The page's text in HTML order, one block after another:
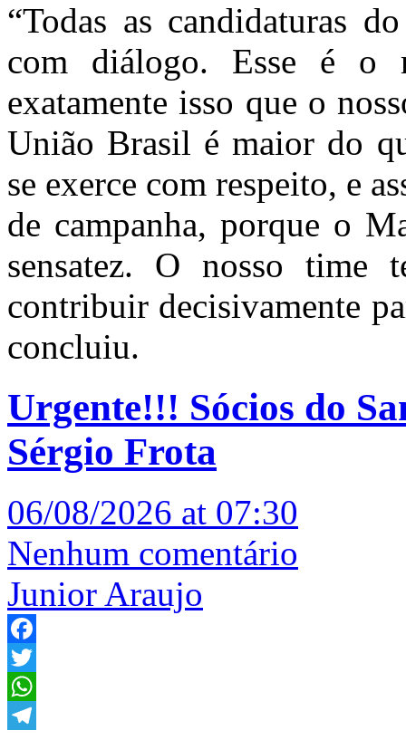
“Todas as candidaturas
com diálogo. Esse é o
exatamente isso que o
União Brasil é maior do
se exerce com respeito, e
de campanha, porque o
sensatez. O nosso
contribuir decisivamente
concluiu.
Urgente!!! Sócios do
Sérgio Frota
06/08/2026 at 07:30
Nenhum comentário
Junior Araujo
Facebook
Twitter
WhatsApp